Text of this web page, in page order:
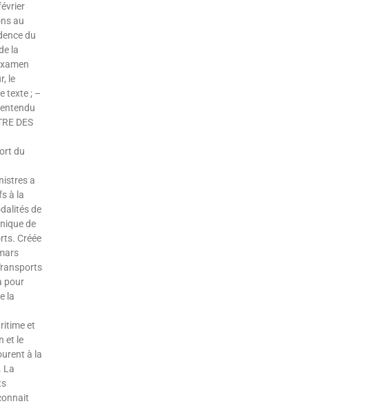
au
du
la
le
texte ; –
DES
du
a
à la
de
de
Créée
pour
la
et
et le
à la
La